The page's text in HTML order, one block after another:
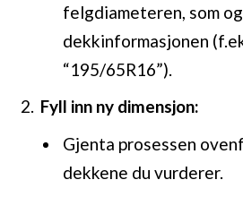
felgdiameteren, som
dekkinformasjonen
“195/65R16”).
Fyll inn ny dimensjon:
Gjenta prosessen
dekkene du vurderer.